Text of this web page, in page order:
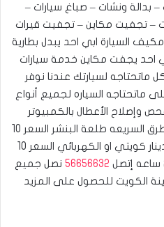
– بدالة ونشات – صباغ سيارات –
– تجفيت مكاين – تجفيت قيرات
السيارة ابي احد يبدل بطارية
احد يجفت مكاين خدمة سيارات
ماتحتاجه لسيارتك عندنا نوفر
ماتحتاجه السياره لجميع أنواع
وإصلاح الأعطال بالكمبيوتر
خدمتنا أمام منازلكم وخدمة الطرق السريعه طلعة البنشر السعر 10
دينار كويتي او الونش السعر 10 دينار كويتي او الكهربائي السعر 10
56656632 نصل جميع
الكويت للحصول على المزيد